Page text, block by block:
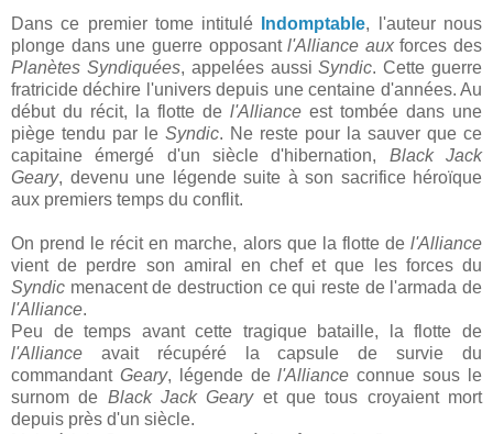
Dans ce premier tome intitulé Indomptable, l'auteur nous
plonge dans une guerre opposantl'Alliance auxforces des
Planètes Syndiquées, appelées aussiSyndic. Cette guerre
fratricide déchire l'univers depuis une centaine d'années. Au
début du récit, la flotte de l'Alliance est tombée dans une
piège tendu par le Syndic. Ne reste pour la sauver que ce
capitaine émergé d'un siècle d'hibernation, Black Jack
Geary, devenu une légende suite à son sacrifice héroïque
aux premiers temps du conflit.
On prend le récit en marche, alors que la flotte de l'Alliance
vient de perdre son amiral en chef et que les forces du
Syndic menacent de destruction ce qui reste de l'armada de
l'Alliance.
Peu de temps avant cette tragique bataille, la flotte de
l'Alliance avait récupéré la capsule de survie du
commandant Geary, légende del'Alliance connue sous le
surnom de Black Jack Gearyet que tous croyaient mort
depuis près d'un siècle.